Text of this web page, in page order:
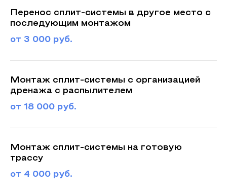
Перенос сплит-системы в другое место с
последующим монтажом
от 3 000 руб.
Монтаж сплит-системы с организацией
дренажа с распылителем
от 18 000 руб.
Монтаж сплит-системы на готовую
трассу
от 4 000 руб.